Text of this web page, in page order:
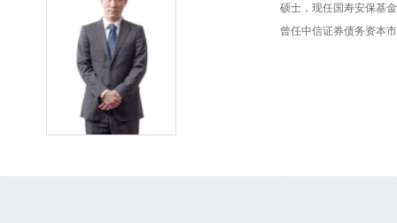
硕士，现任国寿安保基
曾任中信证券债务资本